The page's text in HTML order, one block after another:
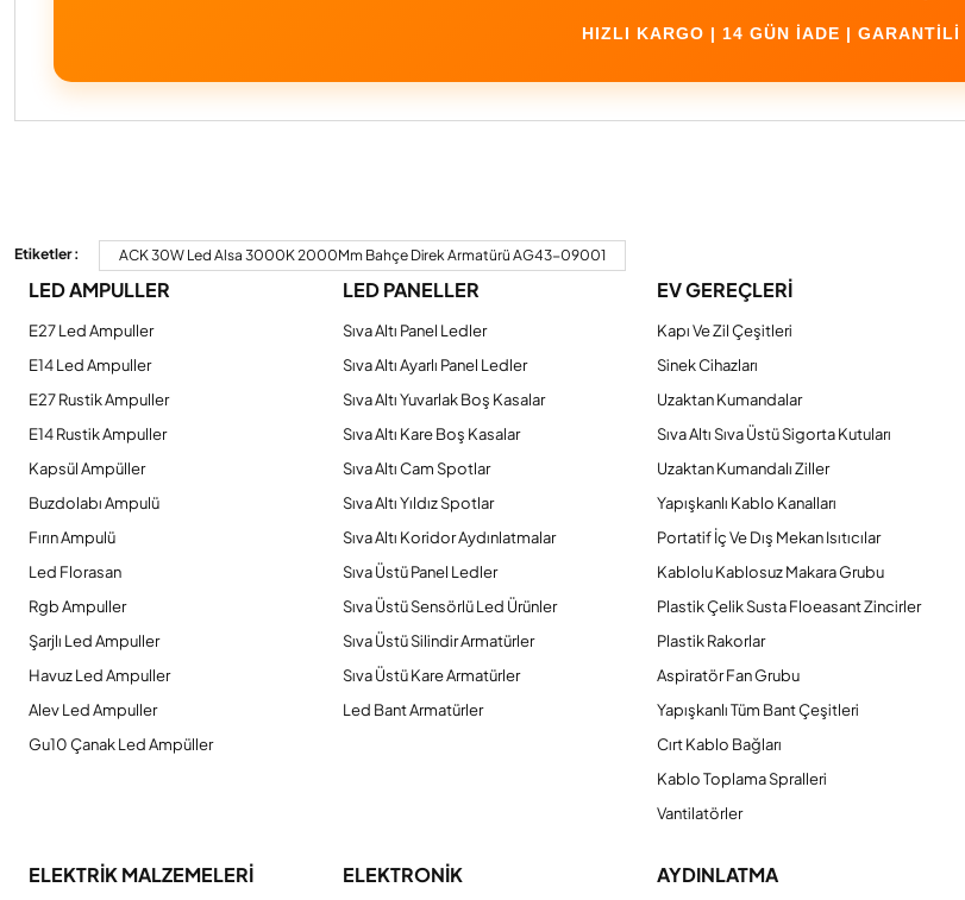
HIZLI KARGO | 14 GÜN İADE | GARANTILI
Yorum Yaz
Ürün resmi kalitesiz, bozuk veya görüntülenemiyor.
Ürün açıklamasında eksik bilgiler bulunuyor.
Ürün bilgilerinde hatalar bulunuyor.
Ürün fiyatı diğer sitelerden daha pahalı.
Bu ürüne benzer farklı alternatifler olmalı.
Gönder
Etiketler : ACK 30W Led Alsa 3000K 2000Mm Bahçe Direk Armatürü AG43-09001
LED AMPULLER
E27 Led Ampuller
E14 Led Ampuller
E27 Rustik Ampuller
E14 Rustik Ampuller
Kapsül Ampüller
Buzdolabı Ampulü
Fırın Ampulü
Led Florasan
Rgb Ampuller
Şarjlı Led Ampuller
Havuz Led Ampuller
Alev Led Ampuller
Gu10 Çanak Led Ampüller
LED PANELLER
Sıva Altı Panel Ledler
Sıva Altı Ayarlı Panel Ledler
Sıva Altı Yuvarlak Boş Kasalar
Sıva Altı Kare Boş Kasalar
Sıva Altı Cam Spotlar
Sıva Altı Yıldız Spotlar
Sıva Altı Koridor Aydınlatmalar
Sıva Üstü Panel Ledler
Sıva Üstü Sensörlü Led Ürünler
Sıva Üstü Silindir Armatürler
Sıva Üstü Kare Armatürler
Led Bant Armatürler
EV GEREÇLERİ
Kapı Ve Zil Çeşitleri
Sinek Cihazları
Uzaktan Kumandalar
Sıva Altı Sıva Üstü Sigorta Kutuları
Uzaktan Kumandalı Ziller
Yapışkanlı Kablo Kanalları
Portatif İç Ve Dış Mekan Isıtıcılar
Kablolu Kablosuz Makara Grubu
Plastik Çelik Susta Floeasant Zincirler
Plastik Rakorlar
Aspiratör Fan Grubu
Yapışkanlı Tüm Bant Çeşitleri
Cırt Kablo Bağları
Kablo Toplama Spralleri
Vantilatörler
ELEKTRİK MALZEMELERİ ELEKTRONİK AYDINLATMA